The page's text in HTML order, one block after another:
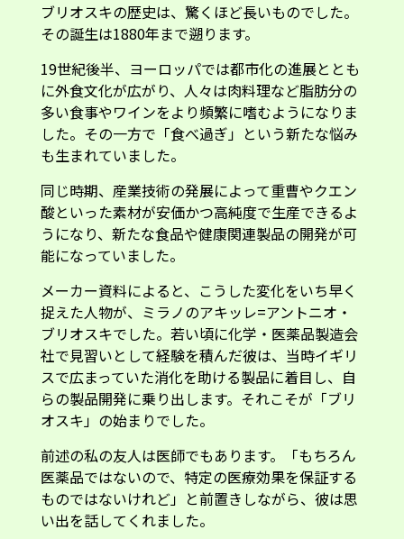
ブリオスキの歴史は、驚くほど長いものでした。
その誕生は1880年まで遡ります。
19世紀後半、ヨーロッパでは都市化の進展ととも
に外食文化が広がり、人々は肉料理など脂肪分の
多い食事やワインをより頻繁に嗜むようになりま
した。その一方で「食べ過ぎ」という新たな悩み
も生まれていました。
同じ時期、産業技術の発展によって重曹やクエン
酸といった素材が安価かつ高純度で生産できるよ
うになり、新たな食品や健康関連製品の開発が可
能になっていました。
メーカー資料によると、こうした変化をいち早く
捉えた人物が、ミラノのアキッレ=アントニオ・
ブリオスキでした。若い頃に化学・医薬品製造会
社で見習いとして経験を積んだ彼は、当時イギリ
スで広まっていた消化を助ける製品に着目し、自
らの製品開発に乗り出します。それこそが「ブリ
オスキ」の始まりでした。
前述の私の友人は医師でもあります。「もちろん
医薬品ではないので、特定の医療効果を保証する
ものではないけれど」と前置きしながら、彼は思
い出を話してくれました。